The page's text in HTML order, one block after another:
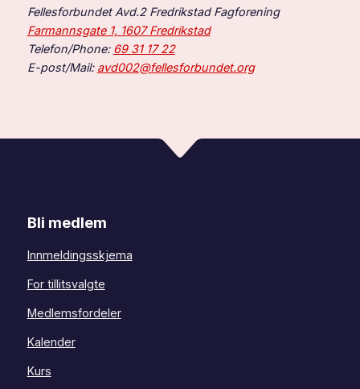
Fellesforbundet Avd.2 Fredrikstad Fagforening
Farmannsgate 1, 1607 Fredrikstad
Telefon/Phone: 69 31 17 22
E-post/Mail: avd002@fellesforbundet.org
Bli medlem
Innmeldingsskjema
For tillitsvalgte
Medlemsfordeler
Kalender
Kurs